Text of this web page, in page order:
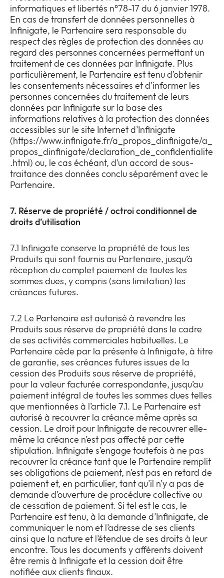
informatiques et libertés n°78-17 du 6 janvier 1978.
En cas de transfert de données personnelles à
Infinigate, le Partenaire sera responsable du
respect des règles de protection des données au
regard des personnes concernées permettant un
traitement de ces données par Infinigate. Plus
particulièrement, le Partenaire est tenu d’obtenir
les consentements nécessaires et d’informer les
personnes concernées du traitement de leurs
données par Infinigate sur la base des
informations relatives à la protection des données
accessibles sur le site Internet d’Infinigate
(https://www.infinigate.fr/a_propos_dinfinigate/a_
propos_dinfinigate/declaration_de_confidentialite
.html) ou, le cas échéant, d’un accord de sous-
traitance des données conclu séparément avec le
Partenaire.
7. Réserve de propriété / octroi conditionnel de
droits d’utilisation
7.1 Infinigate conserve la propriété de tous les
Produits qui sont fournis au Partenaire, jusqu’à
réception du complet paiement de toutes les
sommes dues, y compris (sans limitation) les
créances futures.
7.2 Le Partenaire est autorisé à revendre les
Produits sous réserve de propriété dans le cadre
de ses activités commerciales habituelles. Le
Partenaire cède par la présente à Infinigate, à titre
de garantie, ses créances futures issues de la
cession des Produits sous réserve de propriété,
pour la valeur facturée correspondante, jusqu’au
paiement intégral de toutes les sommes dues telles
que mentionnées à l’article 7.1. Le Partenaire est
autorisé à recouvrer la créance même après sa
cession. Le droit pour Infinigate de recouvrer elle-
même la créance n’est pas affecté par cette
stipulation. Infinigate s’engage toutefois à ne pas
recouvrer la créance tant que le Partenaire remplit
ses obligations de paiement, n’est pas en retard de
paiement et, en particulier, tant qu’il n’y a pas de
demande d’ouverture de procédure collective ou
de cessation de paiement. Si tel est le cas, le
Partenaire est tenu, à la demande d’Infinigate, de
communiquer le nom et l’adresse de ses clients
ainsi que la nature et l’étendue de ses droits à leur
encontre. Tous les documents y afférents doivent
être remis à Infinigate et la cession doit être
notifiée aux clients finaux.